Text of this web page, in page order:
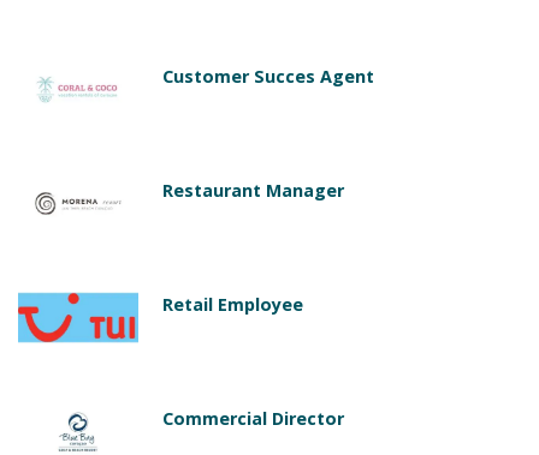
Customer Succes Agent
Restaurant Manager
Retail Employee
Commercial Director